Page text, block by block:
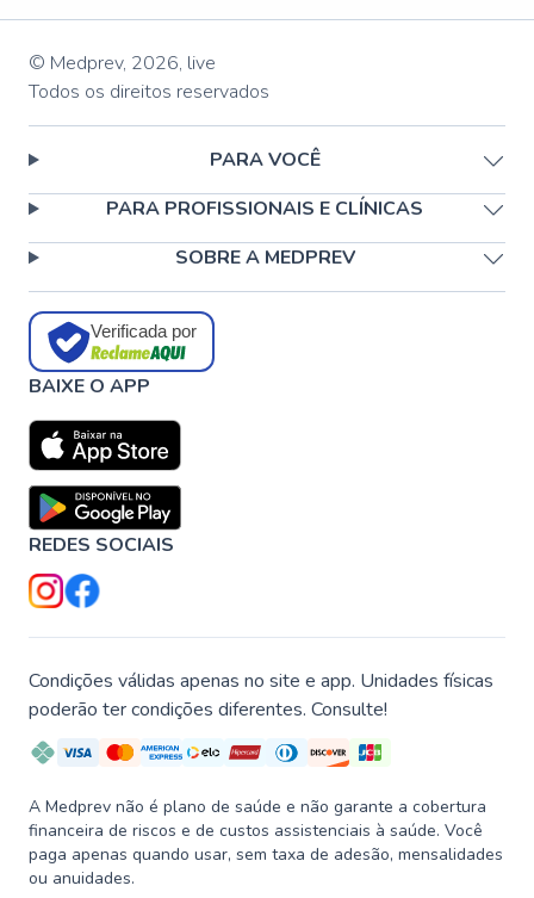
© Medprev, 2026, live
Todos os direitos reservados
PARA VOCÊ
PARA PROFISSIONAIS E CLÍNICAS
SOBRE A MEDPREV
Verificada por
BAIXE O APP
REDES SOCIAIS
Condições válidas apenas no site e app. Unidades físicas
poderão ter condições diferentes. Consulte!
A Medprev não é plano de saúde e não garante a cobertura
financeira de riscos e de custos assistenciais à saúde. Você
paga apenas quando usar, sem taxa de adesão, mensalidades
ou anuidades.